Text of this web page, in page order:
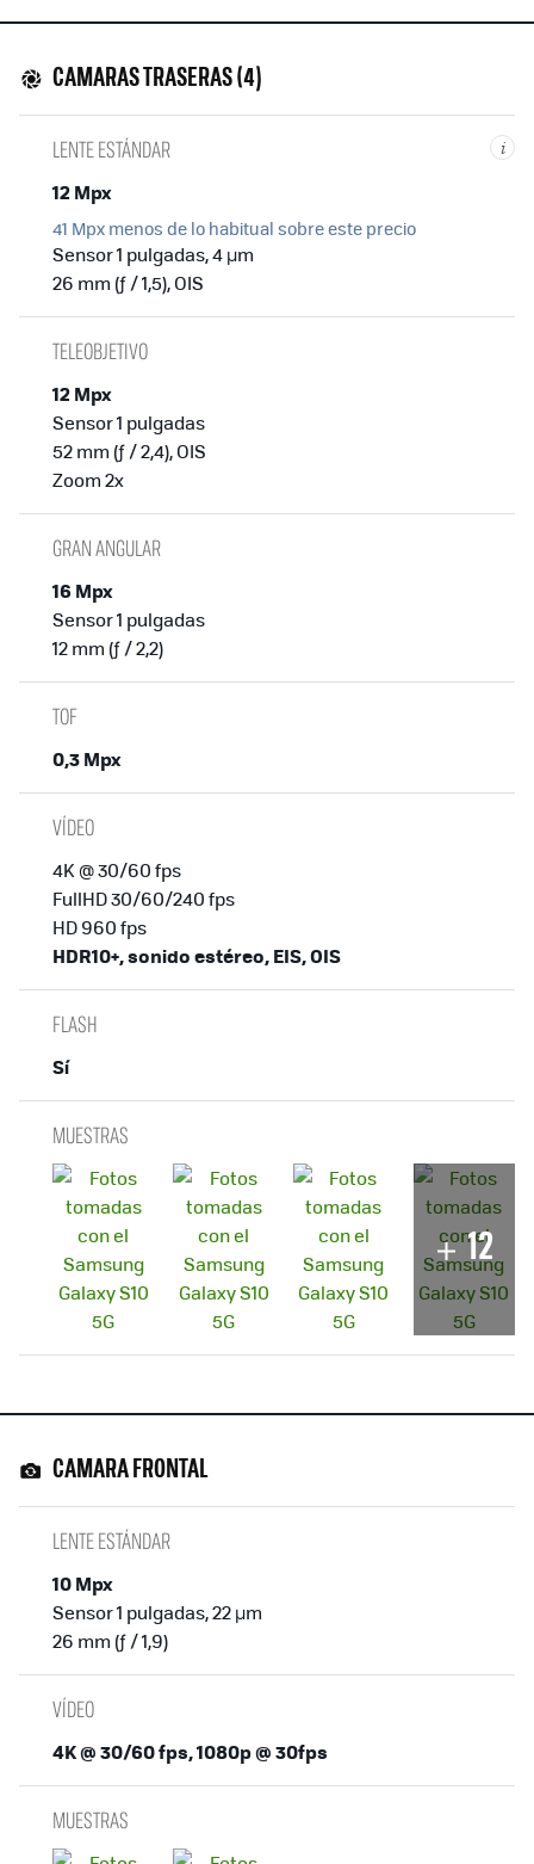
CAMARAS TRASERAS (4)
i
LENTE ESTÁNDAR
12 Mpx
41 Mpx menos de lo habitual sobre este precio
Sensor 1 pulgadas, 4 µm
26 mm (ƒ / 1,5), OIS
TELEOBJETIVO
12 Mpx
Sensor 1 pulgadas
52 mm (ƒ / 2,4), OIS
Zoom 2x
GRAN ANGULAR
16 Mpx
Sensor 1 pulgadas
12 mm (ƒ / 2,2)
TOF
0,3 Mpx
VÍDEO
4K @ 30/60 fps
FullHD 30/60/240 fps
HD 960 fps
HDR10+, sonido estéreo, EIS, OIS
FLASH
Sí
MUESTRAS
12
CAMARA FRONTAL
LENTE ESTÁNDAR
10 Mpx
Sensor 1 pulgadas, 22 µm
26 mm (ƒ / 1,9)
VÍDEO
4K @ 30/60 fps, 1080p @ 30fps
MUESTRAS